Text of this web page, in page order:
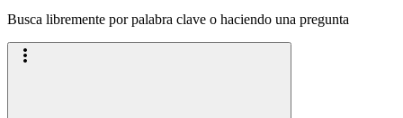
Busca libremente por palabra clave o haciendo una pregunta